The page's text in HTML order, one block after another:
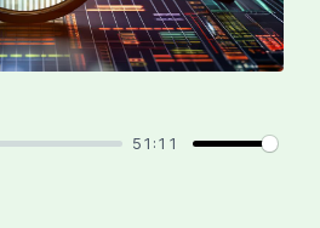
51:11